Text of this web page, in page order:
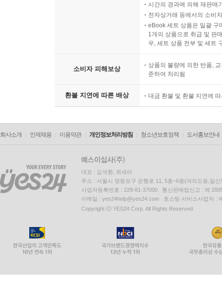
시간의 경과에 의해 재판매
전자상거래 등에서의 소비
eBook 세트 상품은 일괄 구
1개의 상품으로 취급 및 판
우, 세트 상품 전부 및 세트
소비자 피해보상
상품의 불량에 의한 반품,
준하여 처리됨
환불 지연에 따른 배상 대금 환불 및 환불 지연에
회사소개 인재채용 이용약관 개인정보처리방침 청소년보호정책 도서홍보안내
대표 : 김석환, 최세라
주소 : 서울시 영등포구 은행로 11, 5층~6층(여의도동,일신
사업자등록번호 : 229-81-37000 통신판매업신고 : 제
이메일 : yes24help@yes24.com 호스팅 서비스사업자 :
Copyright ⓒ YES24 Corp. All Rights Reserved.